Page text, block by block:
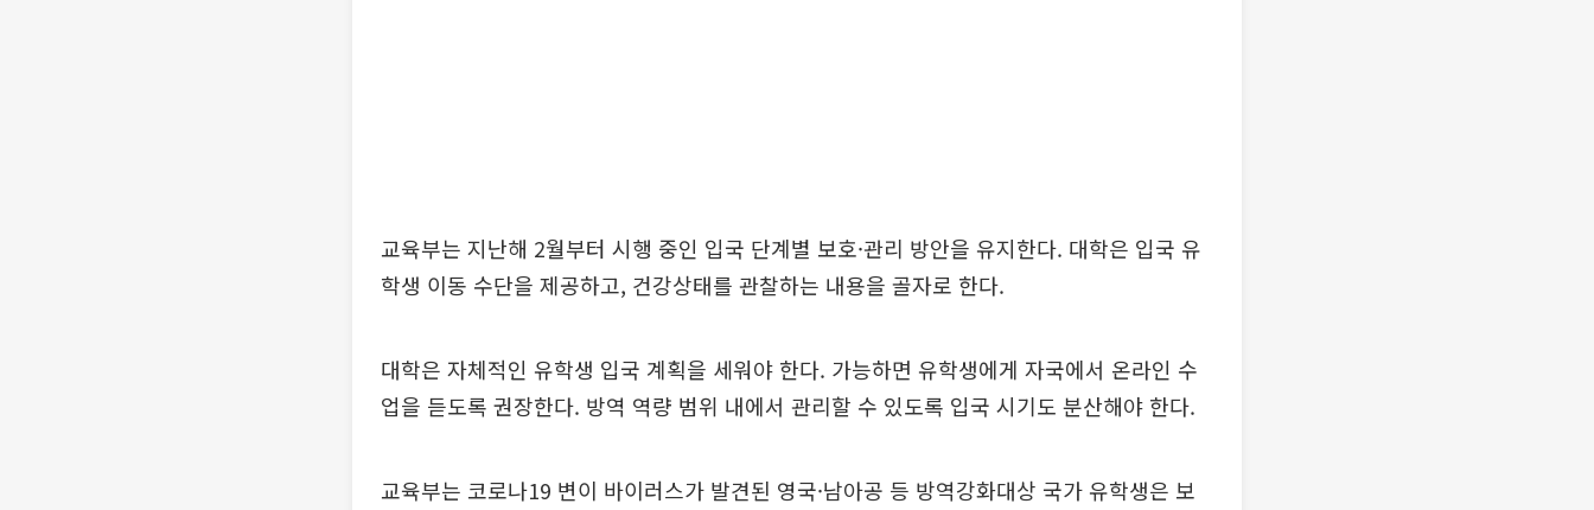
교육부는 지난해 2월부터 시행 중인 입국 단계별 보호·관리 방안을 유지한다. 대학은 입국 유
학생 이동 수단을 제공하고, 건강상태를 관찰하는 내용을 골자로 한다.
대학은 자체적인 유학생 입국 계획을 세워야 한다. 가능하면 유학생에게 자국에서 온라인 수
업을 듣도록 권장한다. 방역 역량 범위 내에서 관리할 수 있도록 입국 시기도 분산해야 한다.
교육부는 코로나19 변이 바이러스가 발견된 영국·남아공 등 방역강화대상 국가 유학생은 보